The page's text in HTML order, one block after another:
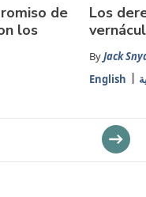
de
los
Los
ByJack
English